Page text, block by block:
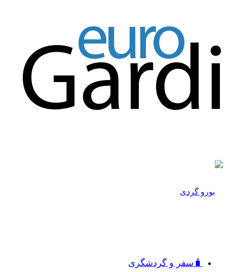
🧳سفر و گردشگری